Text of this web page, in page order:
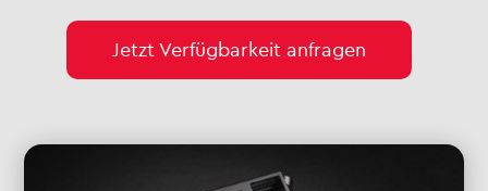
Jetzt Verfügbarkeit anfragen